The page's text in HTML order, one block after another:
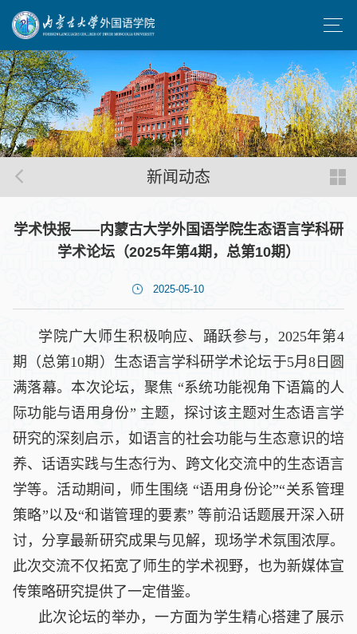
新闻动态
学术快报——内蒙古大学外国语学院生态语言学科研
学术论坛（2025年第4期，总第10期）
2025-05-10
学院广大师生积极响应、踊跃参与，2025年第4
期（总第10期）生态语言学科研学术论坛于5月8日圆
满落幕。本次论坛，聚焦 “系统功能视角下语篇的人
际功能与语用身份” 主题，探讨该主题对生态语言学
研究的深刻启示，如语言的社会功能与生态意识的培
养、话语实践与生态行为、跨文化交流中的生态语言
学等。活动期间，师生围绕 “语用身份论”“关系管理
策略”以及“和谐管理的要素” 等前沿话题展开深入研
讨，分享最新研究成果与见解，现场学术氛围浓厚。
此次交流不仅拓宽了师生的学术视野，也为新媒体宣
传策略研究提供了一定借鉴。
此次论坛的举办，一方面为学生精心搭建了展示